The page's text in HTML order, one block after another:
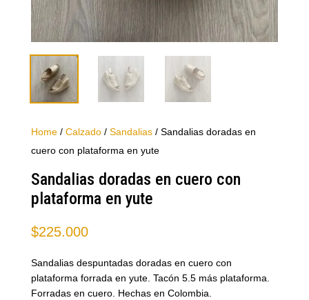
Home/ Calzado/ Sandalias/ Sandalias doradas en
cuero con plataforma en yute
Sandalias doradas en cuero con
plataforma en yute
$225.000
Sandalias despuntadas doradas en cuero con
plataforma forrada en yute. Tacón 5.5 más plataforma.
Forradas en cuero. Hechas en Colombia.